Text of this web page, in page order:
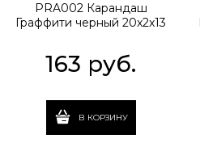
PRA002 Карандаш
Граффити черный 20x2x13
163 руб.
В КОРЗИНУ